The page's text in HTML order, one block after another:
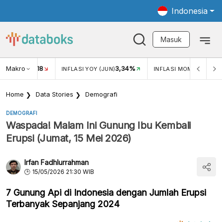
Indonesia
Masuk
Makro
USD/IDR 18 INFLASI YOY (JUN)3,34% INFLASI MOM (JUN)
Home Data Stories Demografi
DEMOGRAFI
Waspada! Malam Ini Gunung Ibu Kembali
Erupsi (Jumat, 15 Mei 2026)
Irfan Fadhlurrahman
15/05/2026 21:30 WIB
7 Gunung Api di Indonesia dengan Jumlah Erupsi
Terbanyak Sepanjang 2024